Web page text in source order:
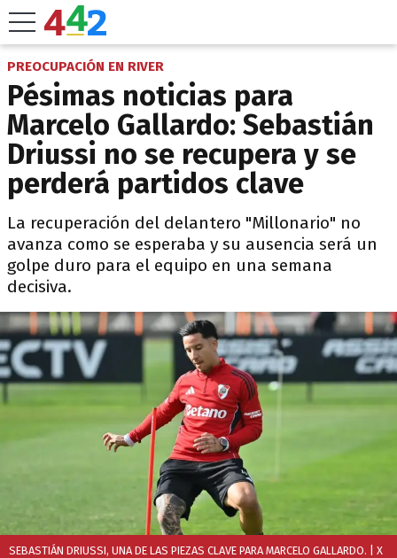
PREOCUPACIÓN EN RIVER
Pésimas noticias para
Marcelo Gallardo: Sebastián
Driussi no se recupera y se
perderá partidos clave
La recuperación del delantero "Millonario" no
avanza como se esperaba y su ausencia será un
golpe duro para el equipo en una semana
decisiva.
SEBASTIÁN DRIUSSI, UNA DE LAS PIEZAS CLAVE PARA MARCELO GALLARDO. | X